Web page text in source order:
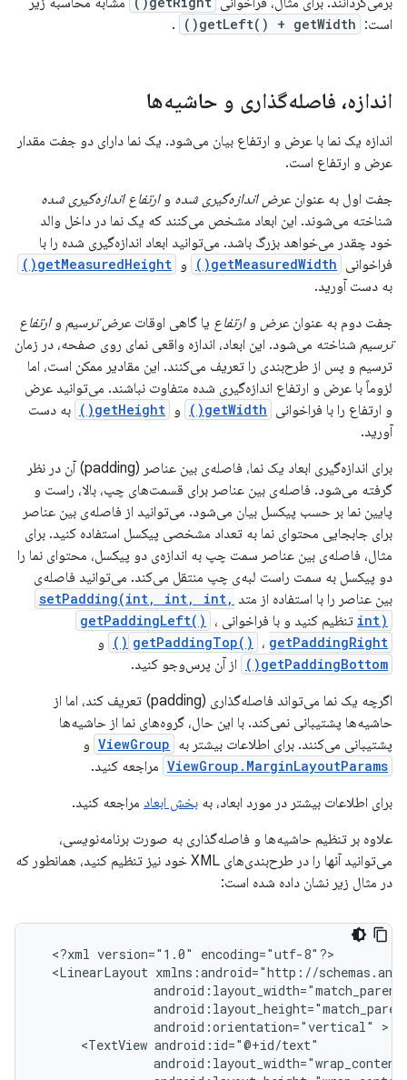
است: getLeft() + getWidth()
.
اندازه، فاصله‌گذاری و حاشیه‌ها
اندازه یک نما با عرض و ارتفاع بیان می‌شود. یک نما دارای دو جفت مقدار
عرض و ارتفاع است.
جفت اول به عنوان عرض اندازه‌گیری شده وارتفاع اندازه‌گیری شده
شناخته می‌شوند. این ابعاد مشخص می‌کنند که یک نما در داخل والد
خود چقدر می‌خواهد بزرگ باشد. می‌توانید ابعاد اندازه‌گیری شده را با
فراخوانی getMeasuredWidth() و getMeasuredHeight()
به دست آورید.
جفت دوم به عنوان عرض وارتفاع یا گاهی اوقات عرض ترسیم وارتفاع
ترسیم شناخته می‌شود. این ابعاد، اندازه واقعی نمای روی صفحه، در زمان
ترسیم و پس از طرح‌بندی را تعریف می‌کنند. این مقادیر ممکن است، اما
لزوماً با عرض و ارتفاع اندازه‌گیری شده متفاوت نباشند. می‌توانید عرض
و ارتفاع را با فراخوانی getWidth() و getHeight()
به دست
آورید.
برای اندازه‌گیری ابعاد یک نما، فاصله‌ی بین عناصر (padding) آن در نظر
گرفته می‌شود. فاصله‌ی بین عناصر برای قسمت‌های چپ، بالا، راست و
پایین نما بر حسب پیکسل بیان می‌شود. می‌توانید از فاصله‌ی بین عناصر
برای جابجایی محتوای نما به تعداد مشخصی پیکسل استفاده کنید. برای
مثال، فاصله‌ی بین عناصر سمت چپ به اندازه‌ی دو پیکسل، محتوای نما را
دو پیکسل به سمت راست لبه‌ی چپ منتقل می‌کند. می‌توانید فاصله‌ی
بین عناصر را با استفاده از متد setPadding(int, int, int,
int) تنظیم کنید و با فراخوانی getPaddingLeft() ،
getPaddingTop() ، getPaddingRight() و
getPaddingBottom()
از آن پرس‌وجو کنید.
اگرچه یک نما می‌تواند فاصله‌گذاری (padding) تعریف کند، اما از
حاشیه‌ها پشتیبانی نمی‌کند. با این حال، گروه‌های نما از حاشیه‌ها
پشتیبانی می‌کنند. برای اطلاعات بیشتر به ViewGroup و
ViewGroup.MarginLayoutParams مراجعه کنید.
برای اطلاعات بیشتر در مورد ابعاد، به بخش ابعاد مراجعه کنید.
علاوه بر تنظیم حاشیه‌ها و فاصله‌گذاری به صورت برنامه‌نویسی،
می‌توانید آنها را در طرح‌بندی‌های XML خود نیز تنظیم کنید، همانطور که
در مثال زیر نشان داده شده است:
<?xml version="1.0"
<LinearLayout
android:orientation="vertical"
<TextView